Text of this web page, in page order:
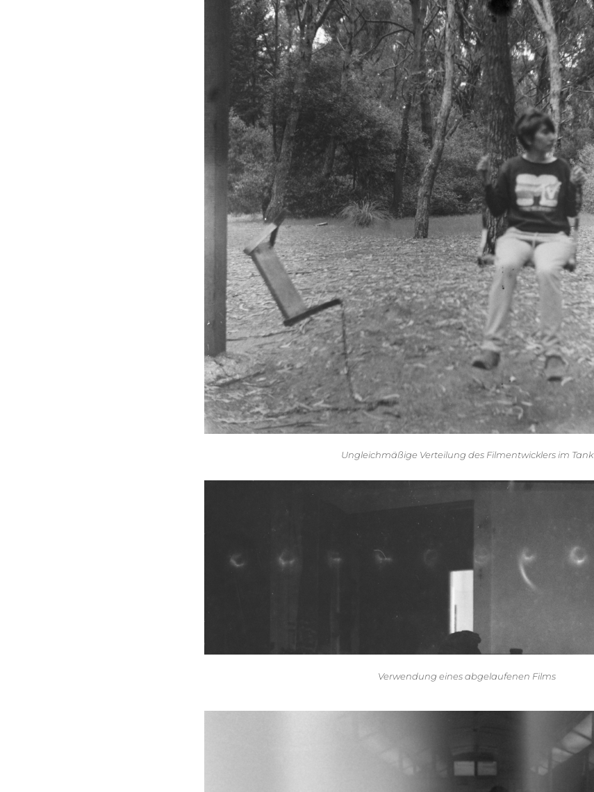
Ungleichmäßige Verteilung des Filmentwicklers im Tank
Verwendung eines abgelaufenen Films